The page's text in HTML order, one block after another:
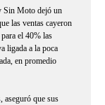
Sin Moto dejó un
las ventas cayeron
el 40% las
ligada a la poca
en promedio
aseguró que sus